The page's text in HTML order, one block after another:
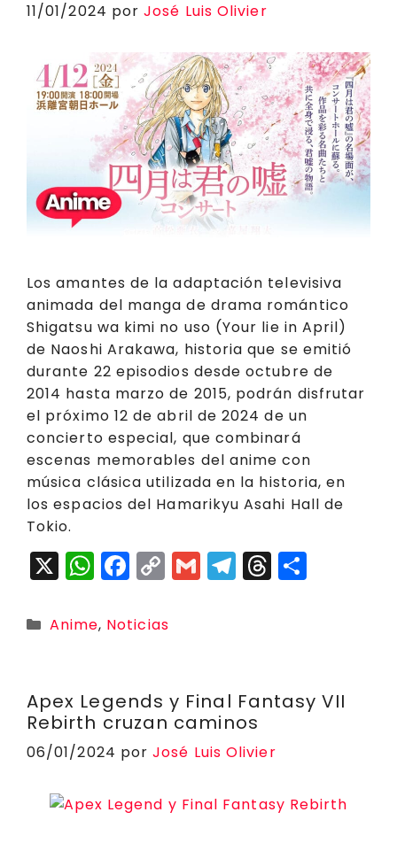
11/01/2024 porJosé Luis Olivier
Los amantes de la adaptación televisiva
animada del manga de drama romántico
Shigatsu wa kimi no uso (Your lie in April)
de Naoshi Arakawa, historia que se emitió
durante 22 episodios desde octubre de
2014 hasta marzo de 2015, podrán disfrutar
el próximo 12 de abril de 2024 de un
concierto especial, que combinará
escenas memorables del anime con
música clásica utilizada en la historia, en
los espacios del Hamarikyu Asahi Hall de
Tokio.
X W
h
a
p
p
F
a
c
o
o
k
C
o
p
n
k
G
m
T
el
a
m
T
h
d rt
Categorías
Anime, Noticias
Apex Legends y Final Fantasy VII
Rebirth cruzan caminos
06/01/2024 porJosé Luis Olivier